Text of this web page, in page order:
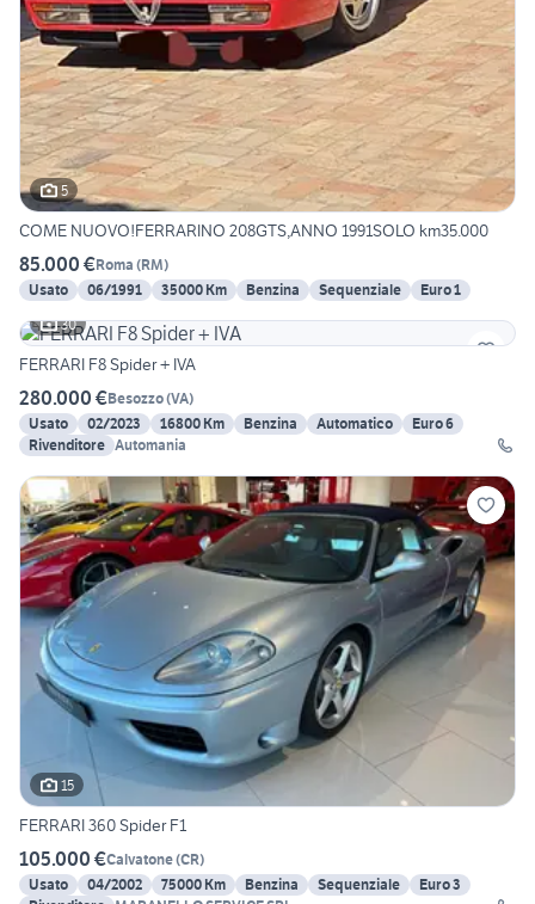
5
COME NUOVO!FERRARINO 208GTS,ANNO 1991SOLO km35.000
85.000 €Roma (RM)
Usato
06/1991 35000 Km Benzina Sequenziale
Euro 1
30
FERRARI F8 Spider + IVA
280.000 €Besozzo(VA)
Usato
02/2023 16800 Km Benzina Automatico
Euro 6
Rivenditore Automania
15
FERRARI 360 Spider F1
105.000 €Calvatone(CR)
Usato
04/2002 75000 Km Benzina Sequenziale
Euro 3